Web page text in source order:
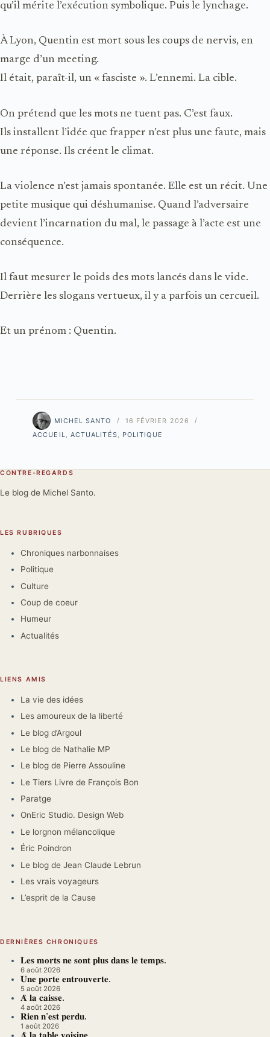
qu’il mérite l’exécution symbolique. Puis le lynchage.
À Lyon, Quentin est mort sous les coups de nervis, en
marge d’un meeting.
Il était, paraît-il, un « fasciste ». L’ennemi. La cible.
On prétend que les mots ne tuent pas. C’est faux.
Ils installent l’idée que frapper n’est plus une faute, mais
une réponse. Ils créent le climat.
La violence n’est jamais spontanée. Elle est un récit. Une
petite musique qui déshumanise. Quand l’adversaire
devient l’incarnation du mal, le passage à l’acte est une
conséquence.
Il faut mesurer le poids des mots lancés dans le vide.
Derrière les slogans vertueux, il y a parfois un cercueil.
Et un prénom : Quentin.
MICHEL SANTO
16 FÉVRIER 2026
ACCUEIL
ACTUALITÉS POLITIQUE
CONTRE-REGARDS
Le blog de Michel Santo.
LES RUBRIQUES
Chroniques narbonnaises
Politique
Culture
Coup de coeur
Humeur
Actualités
LIENS AMIS
La vie des idées
Les amoureux de la liberté
Le blog d’Argoul
Le blog de Nathalie MP
Le blog de Pierre Assouline
Le Tiers Livre de François Bon
Paratge
OnEric Studio. Design Web
Le lorgnon mélancolique
Éric Poindron
Le blog de Jean Claude Lebrun
Les vrais voyageurs
L’esprit de la Cause
DERNIÈRES CHRONIQUES
𝐋𝐞𝐬 𝐦𝐨𝐫𝐭𝐬 𝐧𝐞 𝐬𝐨𝐧𝐭 𝐩𝐥𝐮𝐬 𝐝𝐚𝐧𝐬 𝐥𝐞 𝐭𝐞𝐦𝐩𝐬.
6 août 2026
𝐔𝐧𝐞 𝐩𝐨𝐫𝐭𝐞 𝐞𝐧𝐭𝐫𝐨𝐮𝐯𝐞𝐫𝐭𝐞.
5 août 2026
𝐀̀ 𝐥𝐚 𝐜𝐚𝐢𝐬𝐬𝐞.
4 août 2026
𝐑𝐢𝐞𝐧 𝐧’𝐞𝐬𝐭 𝐩𝐞𝐫𝐝𝐮.
1 août 2026